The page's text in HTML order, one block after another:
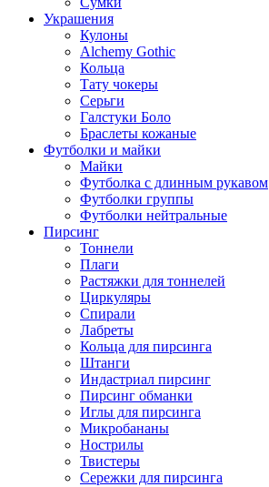
Украшения
Кулоны
Alchemy Gothic
Кольца
Тату чокеры
Серьги
Галстуки Боло
Браслеты кожаные
Футболки и майки
Майки
Футболка с длинным рукавом
Футболки группы
Футболки нейтральные
Пирсинг
Тоннели
Плаги
Растяжки для тоннелей
Циркуляры
Спирали
Лабреты
Кольца для пирсинга
Штанги
Индастриал пирсинг
Пирсинг обманки
Иглы для пирсинга
Микробананы
Нострилы
Твистеры
Сережки для пирсинга